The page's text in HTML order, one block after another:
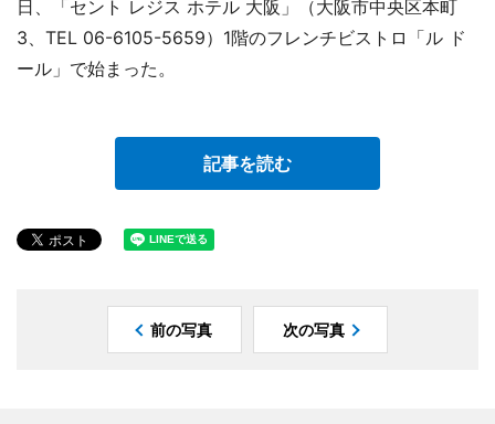
日、「セント レジス ホテル 大阪」（大阪市中央区本町
3、TEL 06-6105-5659）1階のフレンチビストロ「ル ド
ール」で始まった。
記事を読む
前の写真 次の写真